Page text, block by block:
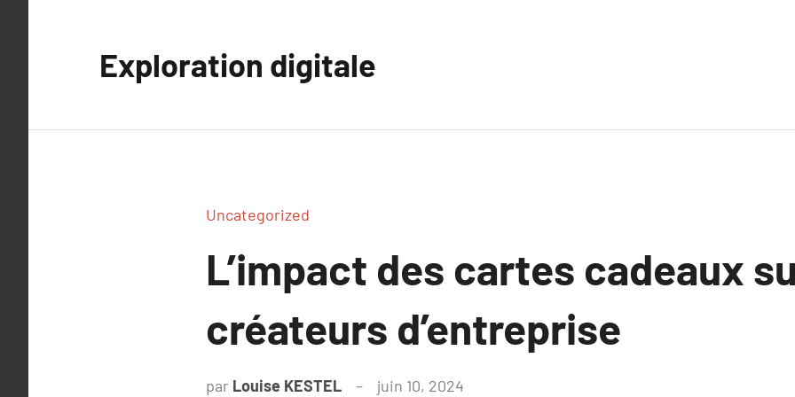
Exploration digitale
Uncategorized
L’impact des cartes cadeaux
créateurs d’entreprise
par Louise KESTEL juin 10, 2024